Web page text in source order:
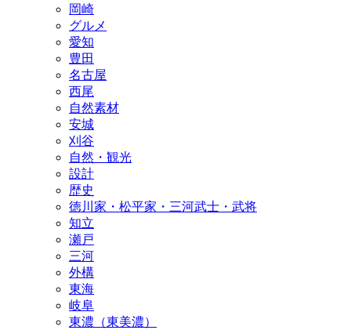
岡崎
グルメ
愛知
豊田
名古屋
西尾
自然素材
安城
刈谷
自然・観光
設計
歴史
徳川家・松平家・三河武士・武将
知立
瀬戸
三河
外構
東海
岐阜
東濃（東美濃）